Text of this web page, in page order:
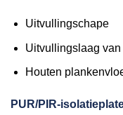
Uitvullingschape
Uitvullingslaag van
Houten
PUR/PIR-